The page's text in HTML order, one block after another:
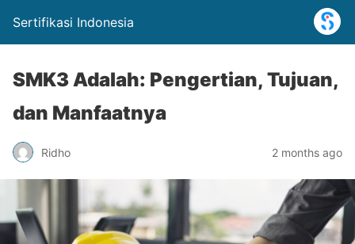
Sertifikasi Indonesia
SMK3 Adalah: Pengertian, Tujuan,
dan Manfaatnya
Ridho 2 months ago